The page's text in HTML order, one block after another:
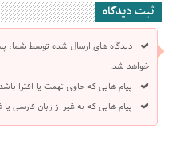
ثبت دیدگاه
دیدگاه های ارسال شده توسط شما،
خواهد شد.
پیام هایی که حاوی تهمت یا افترا
پیام هایی که به غیر از زبان فارسی